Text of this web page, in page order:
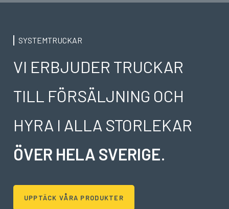
SYSTEMTRUCKAR
VI ERBJUDER TRUCKAR
TILL FÖRSÄLJNING OCH
HYRA I ALLA STORLEKAR
ÖVER HELA SVERIGE.
UPPTÄCK VÅRA PRODUKTER